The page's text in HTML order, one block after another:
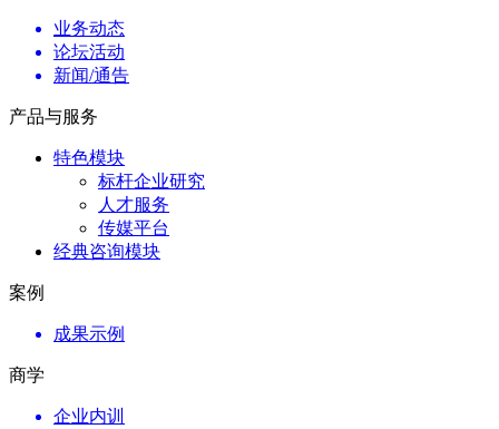
业务动态
论坛活动
新闻/通告
产品与服务
特色模块
标杆企业研究
人才服务
传媒平台
经典咨询模块
案例
成果示例
商学
企业内训